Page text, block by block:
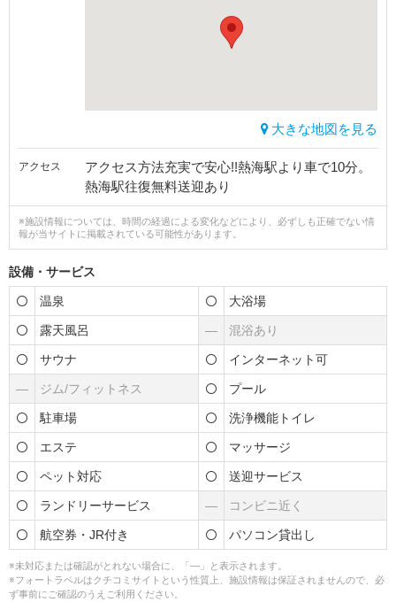
大きな地図を見る
アクセス
アクセス方法充実で安心!!熱海駅より車で10分。
熱海駅往復無料送迎あり
※施設情報については、時間の経過による変化などにより、必ずしも正確でない情
報が当サイトに掲載されている可能性があります。
設備・サービス
温泉 大浴場
露天風呂 ― 混浴あり
サウナ インターネット可
― ジム/フィットネス プール
駐車場 洗浄機能トイレ
エステ マッサージ
ペット対応 送迎サービス
ランドリーサービス ― コンビニ近く
航空券・JR付き パソコン貸出し
※未対応または確認がとれない場合に、「―」と表示されます。
※フォートラベルはクチコミサイトという性質上、施設情報は保証されませんので、必
ず事前にご確認のうえご利用ください。